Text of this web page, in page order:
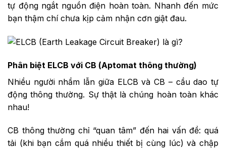
tự động ngắt nguồn điện hoàn toàn. Nhanh đến mức
bạn thậm chí chưa kịp cảm nhận cơn giật đau.
Phân biệt ELCB với CB (Aptomat thông thường)
Nhiều người nhầm lẫn giữa ELCB và CB – cầu dao tự
động thông thường. Sự thật là chúng hoàn toàn khác
nhau!
CB thông thường chỉ “quan tâm” đến hai vấn đề: quá
tải (khi bạn cắm quá nhiều thiết bị cùng lúc) và chập